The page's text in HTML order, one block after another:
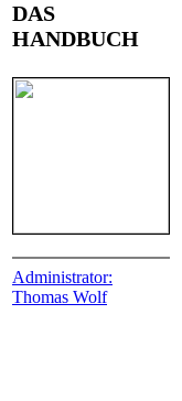
DAS
HANDBUCH
Administrator:
Thomas Wolf